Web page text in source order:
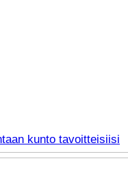
kunto tavoitteisiisi